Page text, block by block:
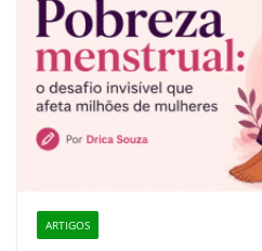
ARTIGOS